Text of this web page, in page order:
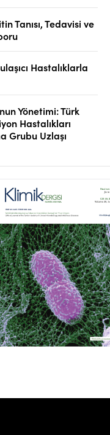
Tanısı, Tedavisi ve
Hastalıklarla
Yönetimi: Türk
Hastalıkları
Grubu Uzlaşı
Cilt 39, Sayı 2